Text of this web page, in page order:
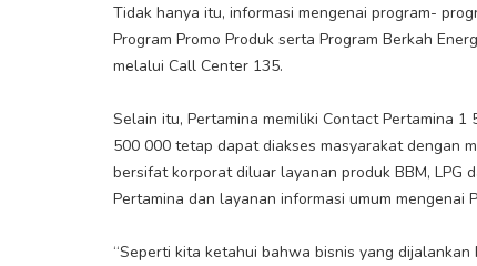
Tidak hanya itu, informasi mengenai program-
Program Promo Produk serta Program Berkah
melalui Call Center 135.
Selain itu, Pertamina memiliki Contact Pertamina
500 000 tetap dapat diakses masyarakat dengan
bersifat korporat diluar layanan produk BBM, LPG
Pertamina dan layanan informasi umum mengenai
“Seperti kita ketahui bahwa bisnis yang